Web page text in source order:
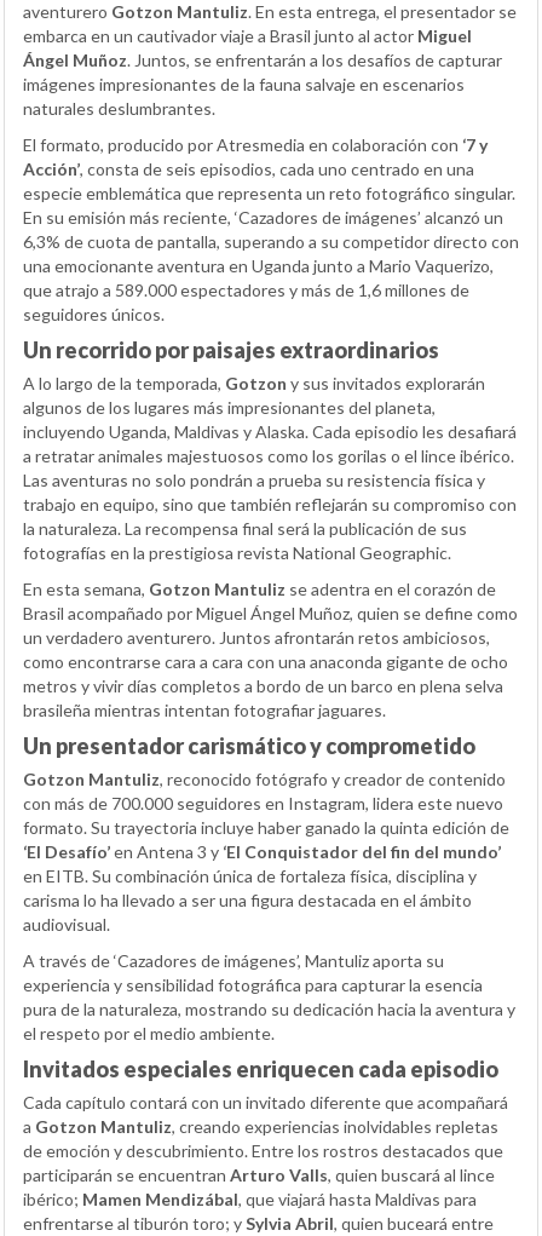
aventurero Gotzon Mantuliz. En esta entrega, el presentador se
embarca en un cautivador viaje a Brasil junto al actor Miguel
Ángel Muñoz. Juntos, se enfrentarán a los desafíos de capturar
imágenes impresionantes de la fauna salvaje en escenarios
naturales deslumbrantes.
El formato, producido por Atresmedia en colaboración con ‘7 y
Acción’, consta de seis episodios, cada uno centrado en una
especie emblemática que representa un reto fotográfico singular.
En su emisión más reciente, ‘Cazadores de imágenes’ alcanzó un
6,3% de cuota de pantalla, superando a su competidor directo con
una emocionante aventura en Uganda junto a Mario Vaquerizo,
que atrajo a 589.000 espectadores y más de 1,6 millones de
seguidores únicos.
Un recorrido por paisajes extraordinarios
A lo largo de la temporada, Gotzon y sus invitados explorarán
algunos de los lugares más impresionantes del planeta,
incluyendo Uganda, Maldivas y Alaska. Cada episodio les desafiará
a retratar animales majestuosos como los gorilas o el lince ibérico.
Las aventuras no solo pondrán a prueba su resistencia física y
trabajo en equipo, sino que también reflejarán su compromiso con
la naturaleza. La recompensa final será la publicación de sus
fotografías en la prestigiosa revista National Geographic.
En esta semana, Gotzon Mantuliz se adentra en el corazón de
Brasil acompañado por Miguel Ángel Muñoz, quien se define como
un verdadero aventurero. Juntos afrontarán retos ambiciosos,
como encontrarse cara a cara con una anaconda gigante de ocho
metros y vivir días completos a bordo de un barco en plena selva
brasileña mientras intentan fotografiar jaguares.
Un presentador carismático y comprometido
Gotzon Mantuliz, reconocido fotógrafo y creador de contenido
con más de 700.000 seguidores en Instagram, lidera este nuevo
formato. Su trayectoria incluye haber ganado la quinta edición de
‘El Desafío’en Antena 3 y ‘El Conquistador del fin del mundo’
en EITB. Su combinación única de fortaleza física, disciplina y
carisma lo ha llevado a ser una figura destacada en el ámbito
audiovisual.
A través de ‘Cazadores de imágenes’, Mantuliz aporta su
experiencia y sensibilidad fotográfica para capturar la esencia
pura de la naturaleza, mostrando su dedicación hacia la aventura y
el respeto por el medio ambiente.
Invitados especiales enriquecen cada episodio
Cada capítulo contará con un invitado diferente que acompañará
a Gotzon Mantuliz, creando experiencias inolvidables repletas
de emoción y descubrimiento. Entre los rostros destacados que
participarán se encuentran Arturo Valls, quien buscará al lince
ibérico; Mamen Mendizábal, que viajará hasta Maldivas para
enfrentarse al tiburón toro; ySylvia Abril, quien buceará entre